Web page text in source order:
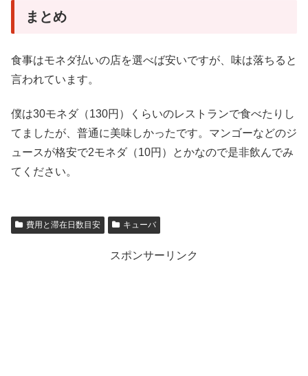
まとめ
食事はモネダ払いの店を選べば安いですが、味は落ちると
言われています。
僕は30モネダ（130円）くらいのレストランで食べたりし
てましたが、普通に美味しかったです。マンゴーなどのジ
ュースが格安で2モネダ（10円）とかなので是非飲んでみ
てください。
費用と滞在日数目安 キューバ
スポンサーリンク